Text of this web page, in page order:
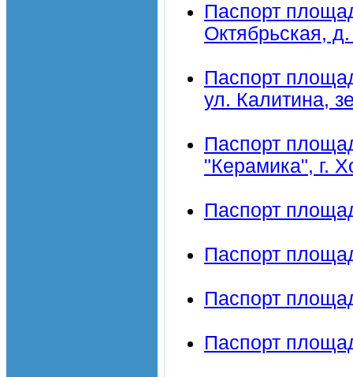
Паспорт
Октябрьская,
Паспорт
ул. Калитина,
Паспорт
"Керамика", г.
Паспорт
Паспорт
Паспорт
Паспорт